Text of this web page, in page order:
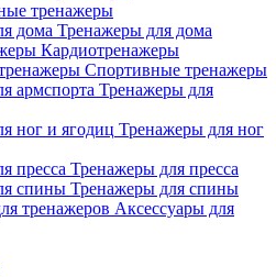
тренажеры
Тренажеры для дома
Кардиотренажеры
Спортивные тренажеры
Тренажеры для
Тренажеры для ног
Тренажеры для пресса
Тренажеры для спины
Аксессуары для